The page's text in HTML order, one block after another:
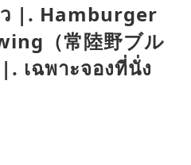
ว |. Hamburger
（常陸野ブル
เฉพาะจองที่นั่ง